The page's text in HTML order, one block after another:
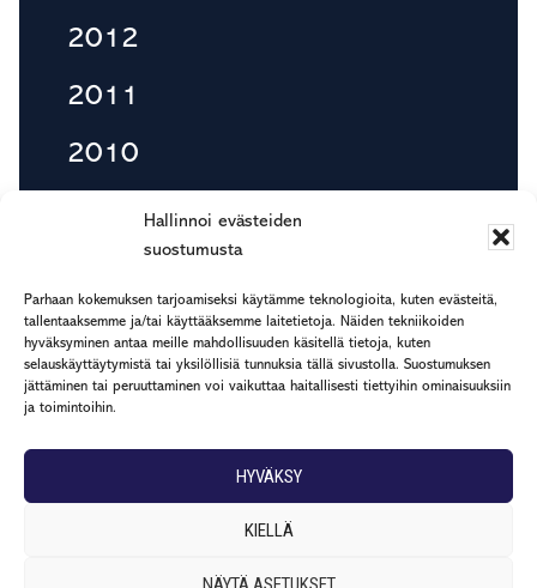
Hallinnoi evästeiden
suostumusta
Parhaan kokemuksen tarjoamiseksi käytämme teknologioita, kuten evästeitä,
tallentaaksemme ja/tai käyttääksemme laitetietoja. Näiden tekniikoiden
hyväksyminen antaa meille mahdollisuuden käsitellä tietoja, kuten
selauskäyttäytymistä tai yksilöllisiä tunnuksia tällä sivustolla. Suostumuksen
jättäminen tai peruuttaminen voi vaikuttaa haitallisesti tiettyihin ominaisuuksiin
ja toimintoihin.
HYVÄKSY
KIELLÄ
2012
2011
2010
Rapp Oy
HELSINKI
Firdonkatu 2 T 84
00520 HELSINKI
Privacy policy
TAMPERE
Finlaysoninkuja 3
33210 TAMPERE
LAHTI
Niemenkatu 73
15200 LAHTI